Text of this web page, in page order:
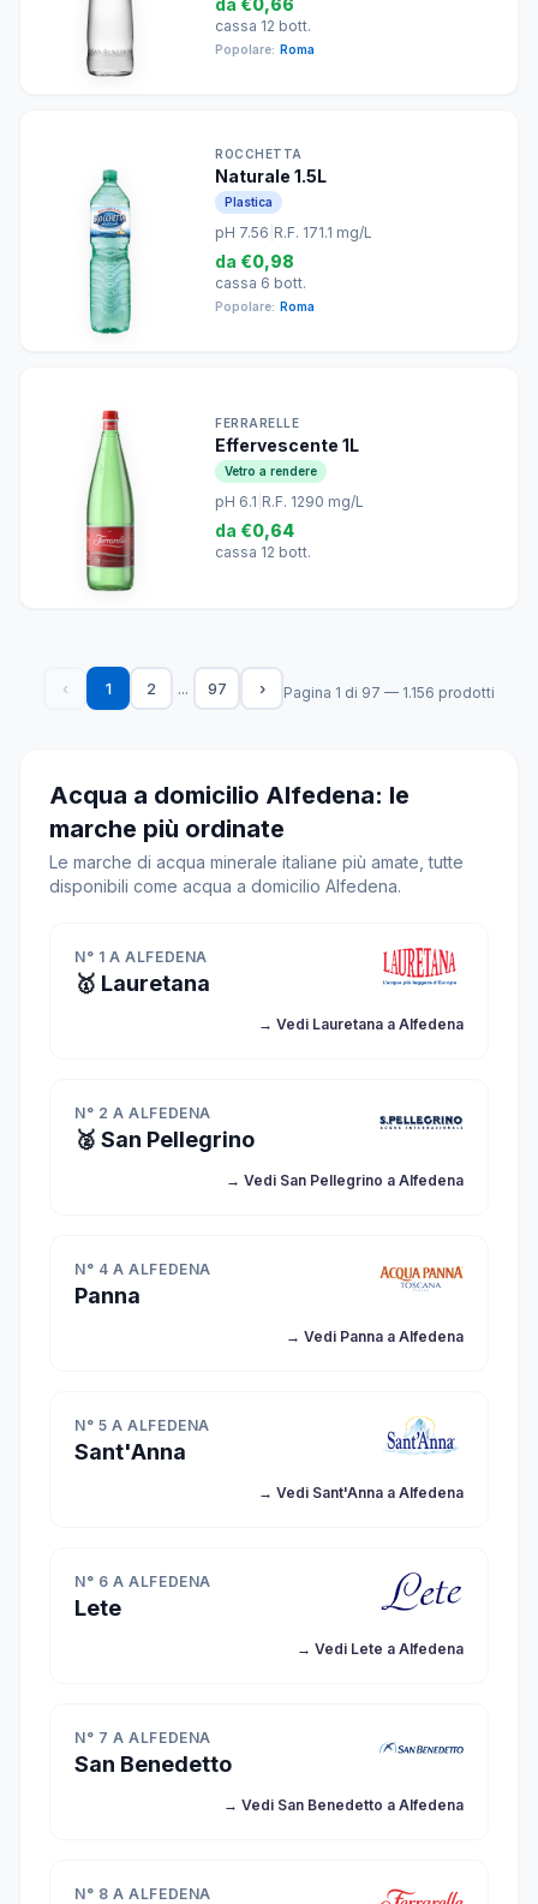
da €0,66
cassa 12 bott.
Popolare: Roma
ROCCHETTA
Naturale 1.5L
Plastica
pH 7.56 R.F. 171.1 mg/L
da €0,98
cassa 6 bott.
Popolare: Roma
FERRARELLE
Effervescente 1L
Vetro a rendere
pH 6.1 R.F. 1290 mg/L
da €0,64
cassa 12 bott.
‹ 1 2 ... 97 › Pagina 1 di 97 — 1.156 prodotti
Acqua a domicilio Alfedena: le
marche più ordinate
Le marche di acqua minerale italiane più amate, tutte
disponibili come acqua a domicilio Alfedena.
N° 1 A ALFEDENA
🥇 Lauretana
→ Vedi Lauretana a Alfedena
N° 2 A ALFEDENA
🥈 San Pellegrino
→ Vedi San Pellegrino a Alfedena
N° 4 A ALFEDENA
Panna
→ Vedi Panna a Alfedena
N° 5 A ALFEDENA
Sant'Anna
→ Vedi Sant'Anna a Alfedena
N° 6 A ALFEDENA
Lete
→ Vedi Lete a Alfedena
N° 7 A ALFEDENA
San Benedetto
→ Vedi San Benedetto a Alfedena
N° 8 A ALFEDENA